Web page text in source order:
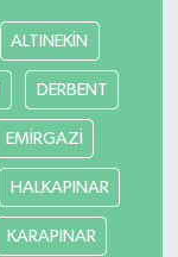
ALTINEKİN
DERBENT
EMİRGAZİ
HALKAPINAR
KARAPINAR